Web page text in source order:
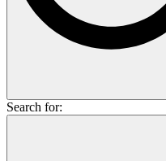
Search for: